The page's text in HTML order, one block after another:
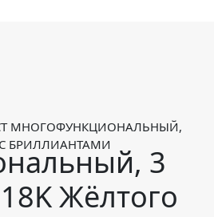
МНОГОФУНКЦИОНАЛЬНЫЙ,
С БРИЛЛИАНТАМИ
3
Жёлтого